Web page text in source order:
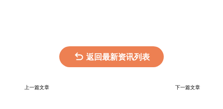
返回最新资讯列表
上一篇文章 下一篇文章